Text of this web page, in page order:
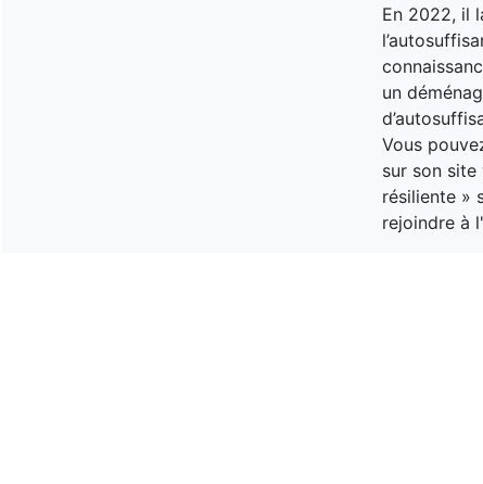
En 2022, il
un
Vous
sur son
résiliente »
rejoindre à